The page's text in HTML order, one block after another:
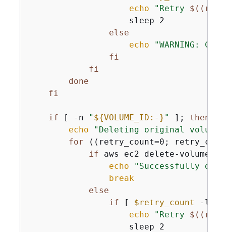
echo
"Retry
                    sleep 2
else
echo
"WARNING:
fi
fi
done
fi
if [ -n " ${VOLUME_ID:-} " ]; then
echo
"Deleting original volume
for ((retry_count=0;
if aws ec2 delete-volume
echo
"Successfully
break
else
if [ $retry_count -lt
echo
"Retry
                    sleep 2